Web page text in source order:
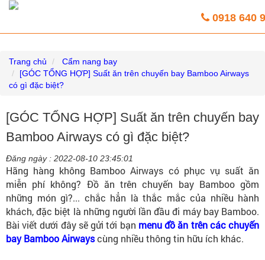
0918 640
Trang chủ
Cẩm nang bay
[GÓC TỔNG HỢP] Suất ăn trên chuyến bay Bamboo Airways
có gì đặc biệt?
[GÓC TỔNG HỢP] Suất ăn trên chuyến bay
Bamboo Airways có gì đặc biệt?
Đăng ngày : 2022-08-10 23:45:01
Hãng hàng không Bamboo Airways có phục vụ suất ăn
miễn phí không? Đồ ăn trên chuyến bay Bamboo gồm
những món gì?... chắc hẳn là thắc mắc của nhiều hành
khách, đặc biệt là những người lần đầu đi máy bay Bamboo.
Bài viết dưới đây sẽ gửi tới bạn menu đồ ăn trên các chuyến
bay Bamboo Airwayscùng nhiều thông tin hữu ích khác.